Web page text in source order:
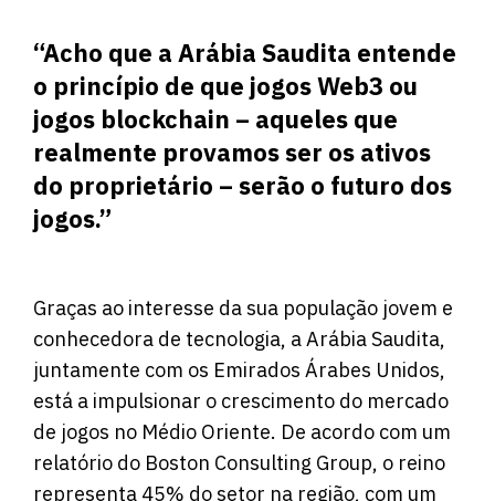
“Acho que a Arábia Saudita entende
o princípio de que jogos Web3 ou
jogos blockchain – aqueles que
realmente provamos ser os ativos
do proprietário – serão o futuro dos
jogos.”
Graças ao interesse da sua população jovem e
conhecedora de tecnologia, a Arábia Saudita,
juntamente com os Emirados Árabes Unidos,
está a impulsionar o crescimento do mercado
de jogos no Médio Oriente. De acordo com um
relatório do Boston Consulting Group, o reino
representa 45% do setor na região, com um